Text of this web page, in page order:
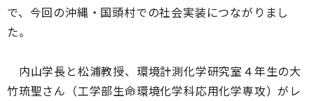
で、今回の沖縄・国頭村での社会実装につながりまし
た。
内山学長と松浦教授、環境計測化学研究室４年生の大
竹琉聖さん（工学部生命環境化学科応用化学専攻）がレ